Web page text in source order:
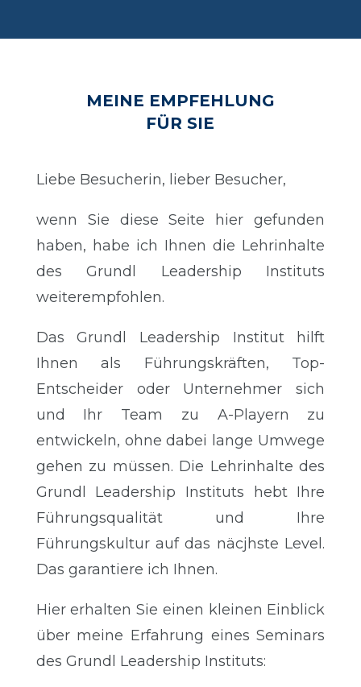
MEINE EMPFEHLUNG
FÜR SIE
Liebe Besucherin, lieber Besucher,
wenn Sie diese Seite hier gefunden
haben, habe ich Ihnen die Lehrinhalte
des Grundl Leadership Instituts
weiterempfohlen.
Das Grundl Leadership Institut hilft
Ihnen als Führungskräften, Top-
Entscheider oder Unternehmer sich
und Ihr Team zu A-Playern zu
entwickeln, ohne dabei lange Umwege
gehen zu müssen. Die Lehrinhalte des
Grundl Leadership Instituts hebt Ihre
Führungsqualität und Ihre
Führungskultur auf das näcjhste Level.
Das garantiere ich Ihnen.
Hier erhalten Sie einen kleinen Einblick
über meine Erfahrung eines Seminars
des Grundl Leadership Instituts: